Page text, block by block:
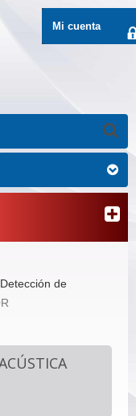
Mi cuenta
de